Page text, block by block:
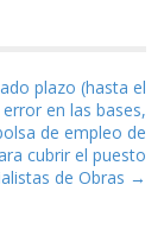
plazo (hasta el
en las bases,
de empleo de
cubrir el puesto
de Obras →